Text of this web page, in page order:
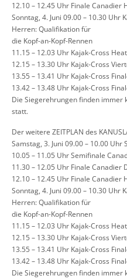
12.10– 12.45 Uhr Finale Canadier
Sonntag, 4. Juni 09.00– 10.30 Uhr
Herren: Qualifikation für
die Kopf-an-Kopf-Rennen
11.15 – 12.03 Uhr Kajak-Cross
12.15 – 13.30 Uhr Kajak-Cross
13.55 – 13.41 Uhr Kajak-Cross
13.42– 13.48 Uhr Kajak-Cross
Die Siegerehrungenfinden immer
statt.
Derweitere ZEITPLAN des
Samstag, 3. Juni 09.00– 10.00 Uhr
10.05 – 11.05 Uhr Semifinale
11.30– 12.05 Uhr Finale Canadier
12.10– 12.45 Uhr Finale Canadier
Sonntag, 4. Juni 09.00– 10.30 Uhr
Herren: Qualifikation für
die Kopf-an-Kopf-Rennen
11.15 – 12.03 Uhr Kajak-Cross
12.15 – 13.30 Uhr Kajak-Cross
13.55 – 13.41 Uhr Kajak-Cross
13.42– 13.48 Uhr Kajak-Cross
Die Siegerehrungenfinden immer